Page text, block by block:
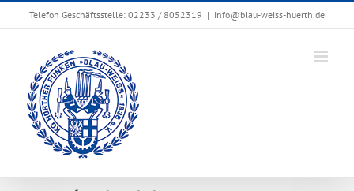
Zum
Telefon Geschäftsstelle: 02233 / 8052319 | info@blau-weiss-huerth.de